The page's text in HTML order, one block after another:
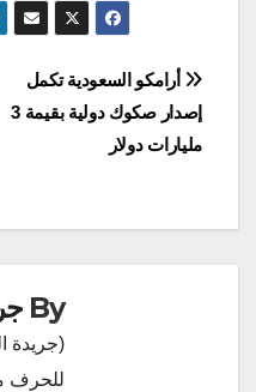
تصفّح
المقالات
أرامكو السعودية تكمل
إصدار صكوك دولية بقيمة 3
مليارات دولار
By
(جريدة
للحرف